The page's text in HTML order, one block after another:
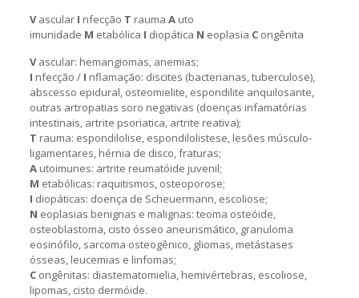
Vascular I nfecção T rauma Auto
imunidade M etabólica I diopática N eoplasia Congênita
Vascular: hemangiomas, anemias;
I nfecção / I nflamação: discites (bacterianas, tuberculose),
abscesso epidural, osteomielite, espondilite anquilosante,
outras artropatias soro negativas (doenças infamatórias
intestinais, artrite psoriatica, artrite reativa);
T rauma: espondilolise, espondilolistese, lesões músculo-
ligamentares, hérnia de disco, fraturas;
Autoimunes: artrite reumatóide juvenil;
M etabólicas: raquitismos, osteoporose;
I diopáticas: doença de Scheuermann, escoliose;
N eoplasias benignas e malignas: teoma osteóide,
osteoblastoma, cisto ósseo aneurismático, granuloma
eosinófilo, sarcoma osteogênico, gliomas, metástases
ósseas, leucemias e linfomas;
Congênitas: diastematomielia, hemivértebras, escoliose,
lipomas, cisto dermóide.